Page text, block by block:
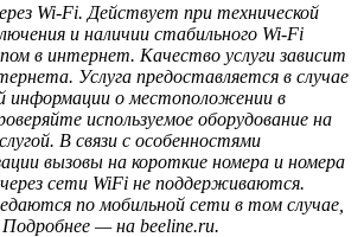
Wi-Fi. Действует при технической
и наличии стабильного Wi-Fi
в интернет. Качество услуги зависит
Услуга предоставляется в случае
информации о местоположении в
используемое оборудование на
В связи с особенностями
вызовы на короткие номера и номера
сети WiFi не поддерживаются.
по мобильной сети в том случае,
— на beeline.ru.